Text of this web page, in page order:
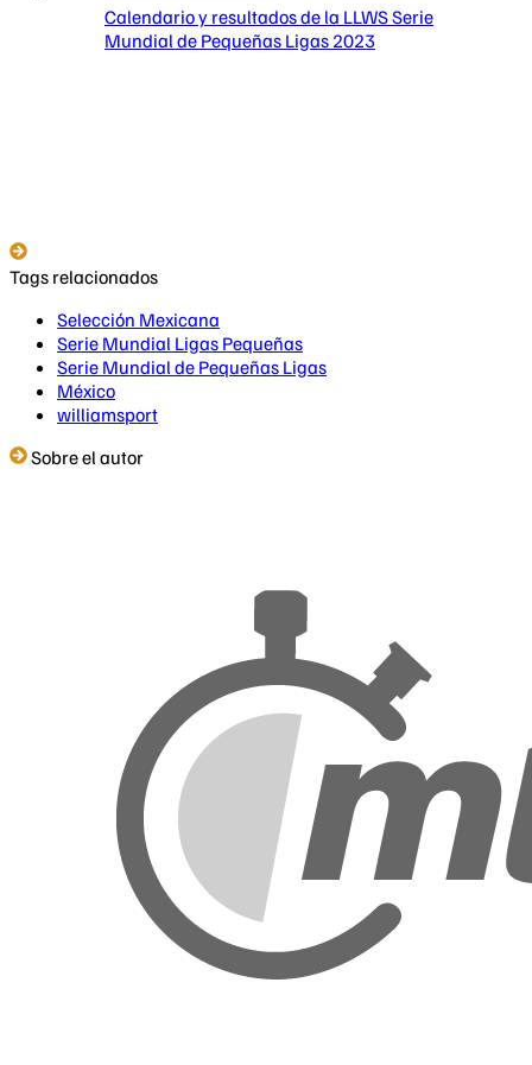
Calendario y resultados de la LLWS Serie
Mundial de Pequeñas Ligas 2023
Tags relacionados
Selección Mexicana
Serie Mundial Ligas Pequeñas
Serie Mundial de Pequeñas Ligas
México
williamsport
Sobre el autor